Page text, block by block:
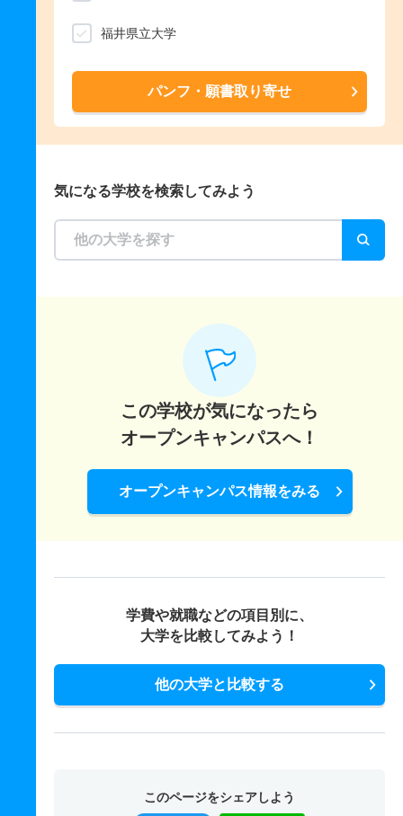
福井県立大学
パンフ・願書取り寄せ
気になる学校を検索してみよう
この学校が気になったら
オープンキャンパスへ！
オープンキャンパス情報をみる
学費や就職などの項目別に、
大学を比較してみよう！
他の大学と比較する
このページをシェアしよう